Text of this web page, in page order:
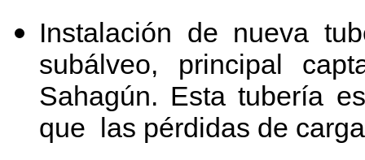
Instalación de nueva
subálveo, principal
Sahagún. Esta tubería
que las pérdidas de